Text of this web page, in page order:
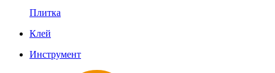
Плитка
Клей
Инструмент